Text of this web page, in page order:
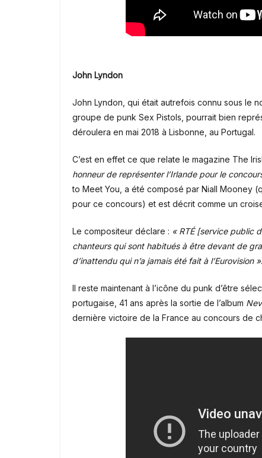
John Lyndon
John Lyndon, qui était autrefois connu sous le
groupe de punk Sex Pistols , pourrait bien
déroulera en mai 2018 à Lisbonne, au Portugal.
C’est en effet ce que relate le magazine The
honneur de représenter l’Irlande pour le
to Meet You, a été composé par Niall Mooney
pour ce concours) et est décrit comme un
Le compositeur déclare : « RTÉ [service public
chanteurs qui sont habitués à être devant de
d’inattendu qui n’a jamais été fait à l’Eurovision »
Il reste maintenant à l’icône du punk d’être
portugaise, 41 ans après la sortie de l’album
dernière victoire de la France au concours de